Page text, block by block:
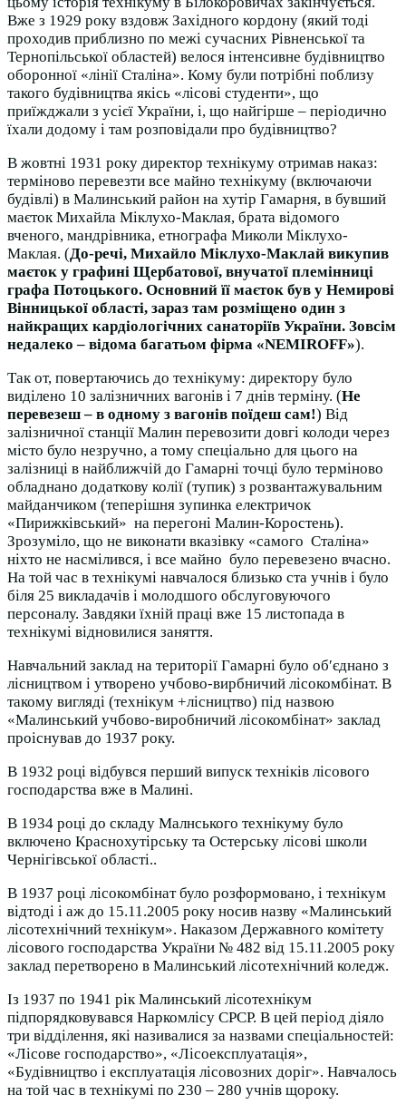
Вже з 1929 року вздовж Західного кордону (який тоді
проходив приблизно по межі сучасних Рівненської та
Тернопільської областей) велося інтенсивне будівництво
оборонної «лінії Сталіна». Кому були потрібні поблизу
такого будівництва якісь «лісові студенти», що
приїжджали з усієї України, і, що найгірше – періодично
їхали додому і там розповідали про будівництво?
В жовтні 1931 року директор технікуму отримав наказ:
терміново перевезти все майно технікуму (включаючи
будівлі) в Малинський район на хутір Гамарня, в бувший
маєток Михайла Міклухо-Маклая, брата відомого
вченого, мандрівника, етнографа Миколи Міклухо-
Маклая. (До-речі, Михайло Міклухо-Маклай викупив
маєток у графині Щербатової, внучатої племінниці
графа Потоцького. Основний її маєток був у Немирові
Вінницької області, зараз там розміщено один з
найкращих кардіологічних санаторіїв України. Зовсім
недалеко – відома багатьом фірма «NEMIROFF»).
Так от, повертаючись до технікуму: директору було
виділено 10 залізничних вагонів і 7 днів терміну. (Не
перевезеш – в одному з вагонів поїдеш сам!) Від
залізничної станції Малин перевозити довгі колоди через
місто було незручно, а тому спеціально для цього на
залізниці в найближчій до Гамарні точці було терміново
обладнано додаткову колії (тупик) з розвантажувальним
майданчиком (теперішня зупинка електричок
«Пирижківський» на перегоні Малин-Коростень).
Зрозуміло, що не виконати вказівку «самого Сталіна»
ніхто не насмілився, і все майно було перевезено вчасно.
На той час в технікумі навчалося близько ста учнів і було
біля 25 викладачів і молодшого обслуговуючого
персоналу. Завдяки їхній праці вже 15 листопада в
технікумі відновилися заняття.
Навчальний заклад на території Гамарні було об′єднано з
лісництвом і утворено учбово-вирбничий лісокомбінат. В
такому вигляді (технікум +лісництво) під назвою
«Малинський учбово-виробничий лісокомбінат» заклад
проіснував до 1937 року.
В 1932 році відбувся перший випуск техніків лісового
господарства вже в Малині.
В 1934 році до складу Малнського технікуму було
включено Краснохутірську та Остерську лісові школи
Чернігівської області..
В 1937 році лісокомбінат було розформовано, і технікум
відтоді і аж до 15.11.2005 року носив назву «Малинський
лісотехнічний технікум». Наказом Державного комітету
лісового господарства України № 482 від 15.11.2005 року
заклад перетворено в Малинський лісотехнічний коледж.
Із 1937 по 1941 рік Малинський лісотехнікум
підпорядковувався Наркомлісу СРСР. В цей період діяло
три відділення, які називалися за назвами спеціальностей:
«Лісове господарство», «Лісоексплуатація»,
«Будівництво і експлуатація лісовозних доріг». Навчалось
на той час в технікумі по 230 – 280 учнів щороку.